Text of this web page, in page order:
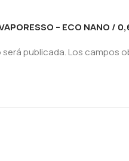
– ECO NANO /
publicada.Los campos